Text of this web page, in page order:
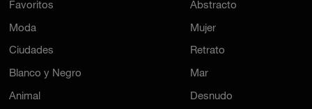
Favoritos
Moda
Ciudades
Blanco y Negro
Animal
Abstracto
Mujer
Retrato
Mar
Desnudo